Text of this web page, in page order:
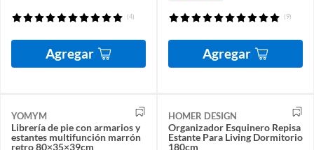
(4)
Agregar
(9)
Agregar
YOMYM
Librería de pie con armarios y
estantes multifunción marrón
retro 80×35×39cm
HOMER DESIGN
Organizador Esquinero Repisa
Estante Para Living Dormitorio
180cm